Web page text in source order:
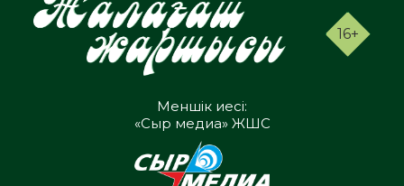
16+
Меншік иесі:
«Сыр медиа» ЖШС